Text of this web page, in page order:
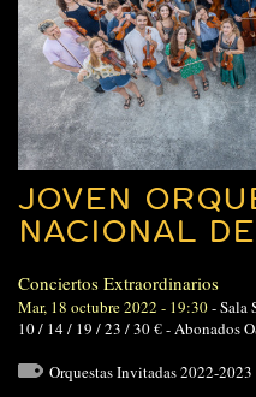
JOVEN
NACIONAL
Conciertos Extraordinarios
Mar, 18 octubre 2022 - 19:30-Sala
10 / 14 / 19 / 23 / 30 € - Abonados
Orquestas Invitadas 2022-2023